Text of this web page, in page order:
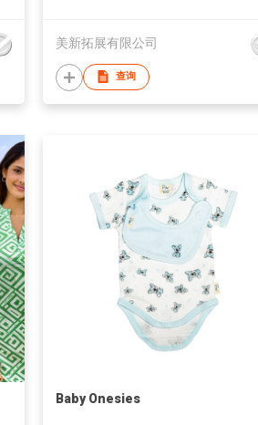
美新拓展有限公司
查询
Baby Onesies